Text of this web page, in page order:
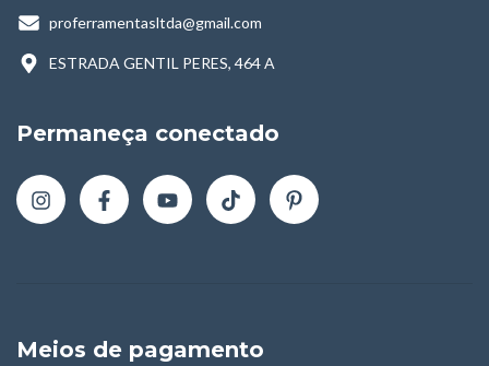
proferramentasltda@gmail.com
ESTRADA GENTIL PERES, 464 A
Permaneça conectado
Meios de pagamento